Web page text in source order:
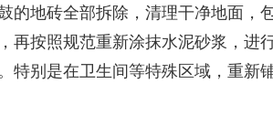
地砖全部拆除，清理干净地面，
按照规范重新涂抹水泥砂浆，进
别是在卫生间等特殊区域，重新